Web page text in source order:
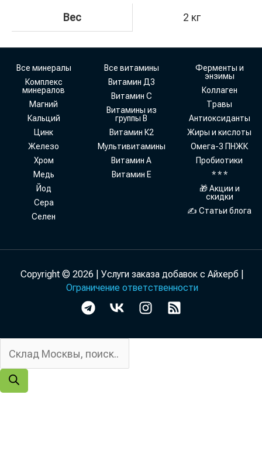
Вес 2 кг
Все минералы
Комплекс
минералов
Магний
Кальций
Цинк
Железо
Хром
Медь
Йод
Сера
Селен
Все витамины
Витамин Д3
Витамин С
Витамины из
группы В
Витамин К2
Мультивитамины
Витамин А
Витамин Е
Ферменты и
энзимы
Коллаген
Травы
Антиоксиданты
Жиры и кислоты
Омега-3 ПНЖК
Пробиотики
* * *
🎁 Акции и
скидки
✍ Статьи блога
Copyright © 2026 | Услуги заказа добавок с Айхерб |
Ограничение ответственности